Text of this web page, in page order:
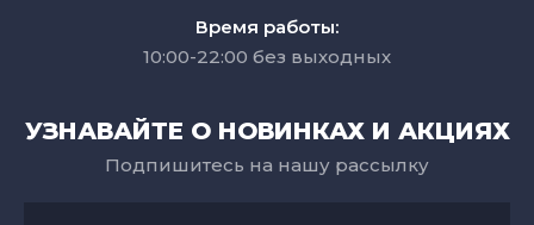
Время работы:
10:00-22:00 без выходных
УЗНАВАЙТЕ О НОВИНКАХ И АКЦИЯХ
Подпишитесь на нашу рассылку